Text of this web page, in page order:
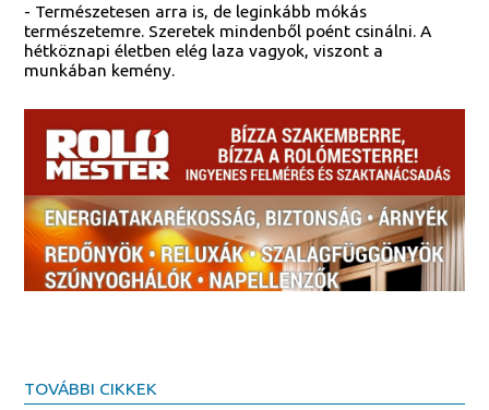
- Természetesen arra is, de leginkább mókás
természetemre. Szeretek mindenből poént csinálni. A
hétköznapi életben elég laza vagyok, viszont a
munkában kemény.
TOVÁBBI CIKKEK